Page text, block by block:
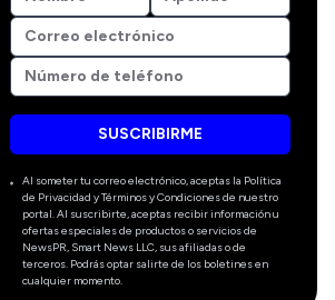
SUSCRIBIRME
Al someter tu correo electrónico, aceptas la Política
de Privacidad y Términos y Condiciones de nuestro
portal. Al suscribirte, aceptas recibir información u
ofertas especiales de productos o servicios de
NewsPR, Smart News LLC, sus afiliadas o de
terceros. Podrás optar salirte de los boletines en
cualquier momento.